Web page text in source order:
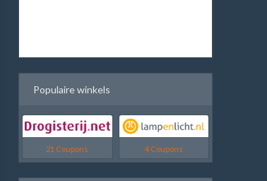
Populaire winkels
21 Coupons 4 Coupons